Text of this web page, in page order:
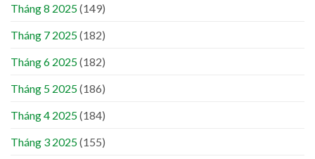
Tháng 8 2025(149)
Tháng 7 2025(182)
Tháng 6 2025(182)
Tháng 5 2025(186)
Tháng 4 2025(184)
Tháng 3 2025(155)